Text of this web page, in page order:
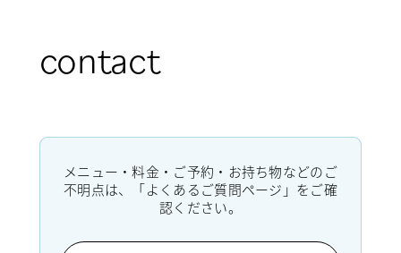
contact
メニュー・料金・ご予約・お持ち物などのご
不明点は、「よくあるご質問ページ」をご確
認ください。